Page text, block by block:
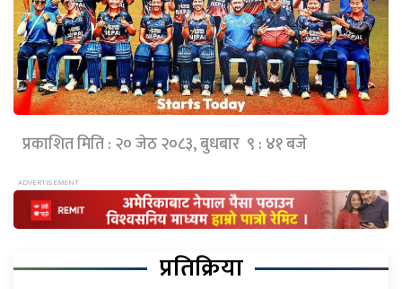
प्रकाशित मिति : २० जेठ २०८३, बुधबार ९ : ४१ बजे
प्रतिक्रिया